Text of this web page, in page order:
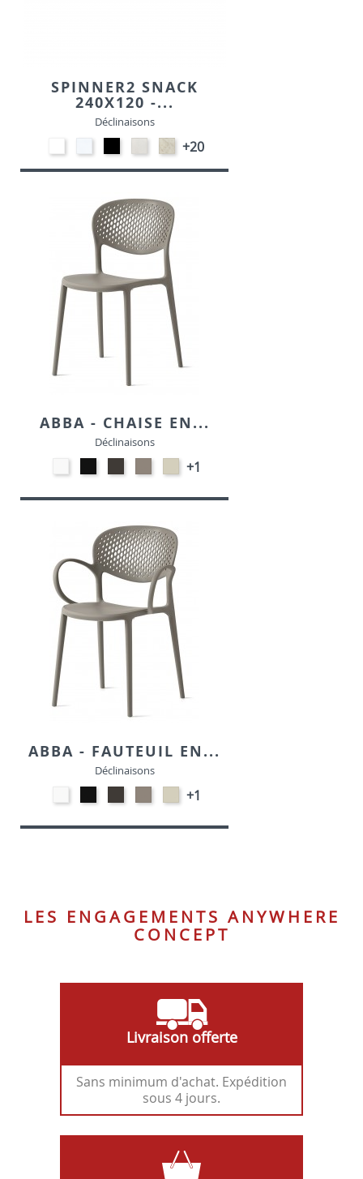
SPINNER2 SNACK
240X120 -...
Déclinaisons
BLANCHP90
-
BLANC
-
NOIR
STRATIFIE
HP93
-
CRAIE
STRATIFIE
HP98
-
+20
ABBA - CHAISE EN...
Déclinaisons
BlancNoir
Polypropylène
Terre
P56P
Polypropylène
Taupe
Polypropylène
Chanvre
P151
+1
ABBA - FAUTEUIL EN...
Déclinaisons
BlancNoir
Polypropylène
Terre
Polypropylène
Taupe
Polypropylène
Chanvre
+1
LES ENGAGEMENTS ANYWHERE
CONCEPT
Livraison offerte
Sans minimum d'achat. Expédition
sous 4 jours.